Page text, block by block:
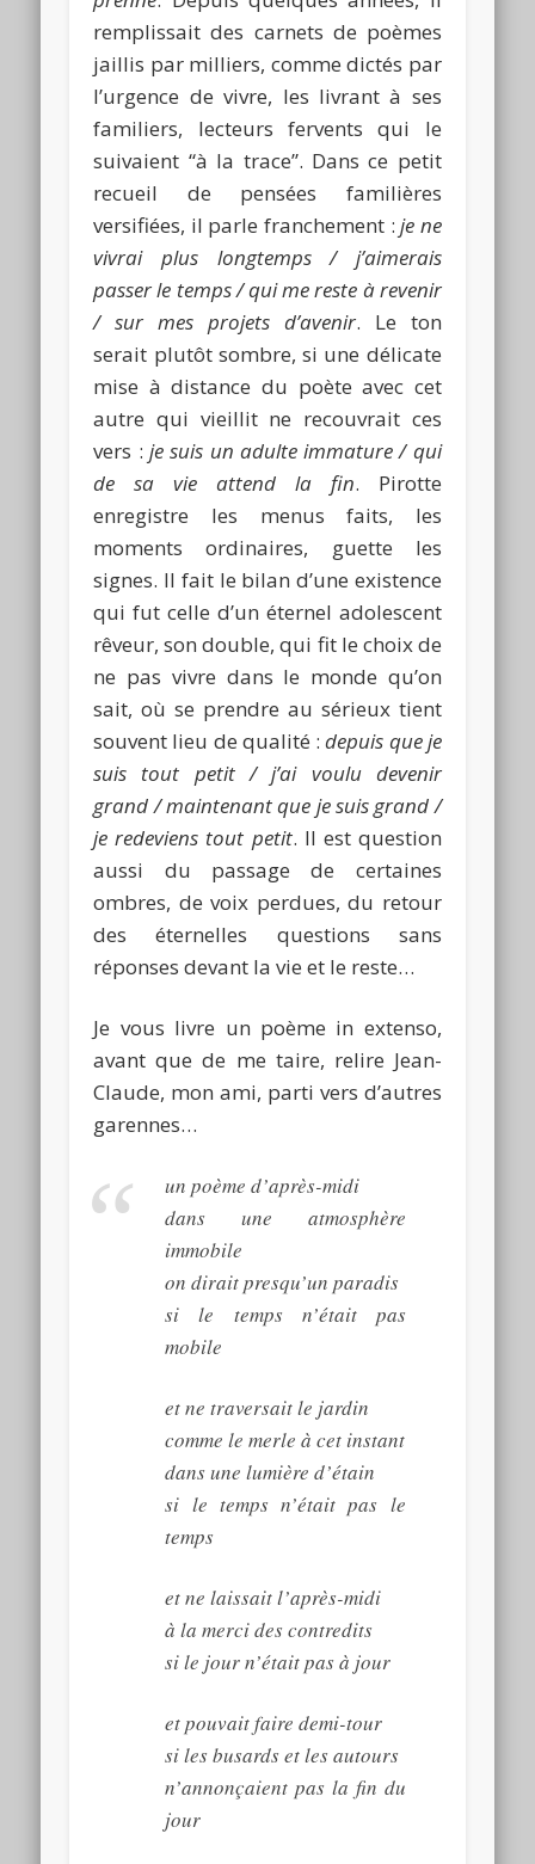
remplissait des carnets de poèmes
jaillis par milliers, comme dictés par
l’urgence de vivre, les livrant à ses
familiers, lecteurs fervents qui le
suivaient “à la trace”. Dans ce petit
recueil de pensées familières
versifiées, il parle franchement :je ne
vivrai plus longtemps / j’aimerais
passer le temps / qui me reste à revenir
/ sur mes projets d’avenir. Le ton
serait plutôt sombre, si une délicate
mise à distance du poète avec cet
autre qui vieillit ne recouvrait ces
vers : je suis un adulte immature / qui
de sa vie attend la fin. Pirotte
enregistre les menus faits, les
moments ordinaires, guette les
signes. Il fait le bilan d’une existence
qui fut celle d’un éternel adolescent
rêveur, son double, qui fit le choix de
ne pas vivre dans le monde qu’on
sait, où se prendre au sérieux tient
souvent lieu de qualité :depuis que je
suis tout petit / j’ai voulu devenir
grand / maintenant que je suis grand /
je redeviens tout petit. Il est question
aussi du passage de certaines
ombres, de voix perdues, du retour
des éternelles questions sans
réponses devant la vie et le reste…
Je vous livre un poème in extenso,
avant que de me taire, relire Jean-
Claude, mon ami, parti vers d’autres
garennes…
un poème d’après-midi
dans une atmosphère
immobile
on dirait presqu’un paradis
si le temps n’était pas
mobile
et ne traversait le jardin
comme le merle à cet instant
dans une lumière d’étain
si le temps n’était pas le
temps
et ne laissait l’après-midi
à la merci des contredits
si le jour n’était pas à jour
et pouvait faire demi-tour
si les busards et les autours
n’annonçaient pas la fin du
jour